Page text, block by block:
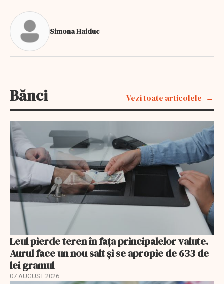
Simona Haiduc
Bănci Vezi toate articolele
Leul pierde teren în fața principalelor valute.
Aurul face un nou salt și se apropie de 633 de
lei gramul
07 AUGUST 2026